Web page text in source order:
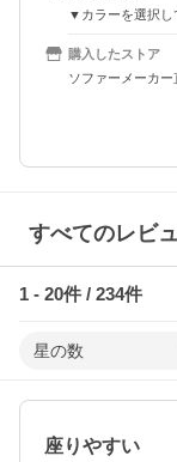
▼カラーを選択し
購入したストア
ソファーメーカー
すべてのレビ
1 - 20件 / 234件
星の数
座りやすい